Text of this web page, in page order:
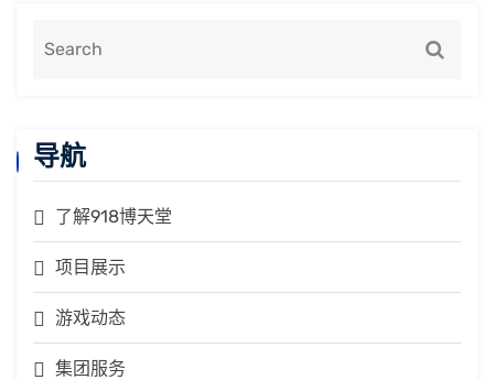
导航
了解918博天堂
项目展示
游戏动态
集团服务